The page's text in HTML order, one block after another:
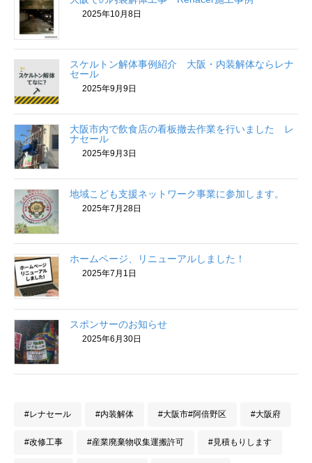
2025年10月8日
スケルトン解体事例紹介 大阪・内装解体ならレナ
セール
2025年9月9日
大阪市内で飲食店の看板撤去作業を行いました レ
ナセール
2025年9月3日
地域こども支援ネットワーク事業に参加します。
2025年7月28日
ホームページ、リニューアルしました！
2025年7月1日
スポンサーのお知らせ
2025年6月30日
#レナセール #内装解体 #大阪市#阿倍野区 #大阪府
#改修工事 #産業廃棄物収集運搬許可 #見積もりします